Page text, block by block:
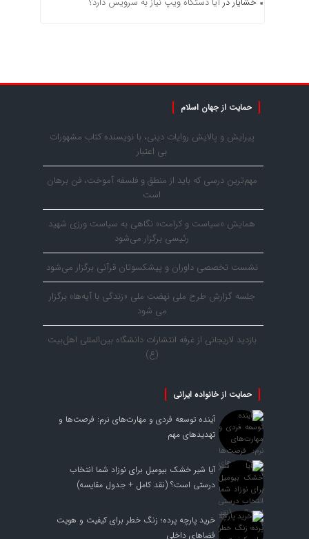
حمایت از جهان اسلام
پیرایش و پالایش روایات دینی، با نویسنده کتاب مشهورات
بی اعتبار
مهم‌ترین درسی که باید از منطق و فلسفه آموخت، فن برهان
است
همایش «سیاست و کرامت» نگاهی به سیاست ورزی شهید
رئیسی برگزار می‌شود
نشست تخصصی داوران و پیشکسوتان قرآنی برگزار می‌شود
جلسه گزارش طرح ملی نهضت ملی «زندگی با آیه‌ها» برگزار
می شود
بازدید لاریجانی از غرفه انتشارات دانشگاه بین‌المللی اهل‌بیت
(ع)
حمایت از خانواده ایرانی
آینده توسعه فردی و مهارت‌های نرم: فرصت‌ها و
تهدیدهای مهم
آیا شیر خشک بیومیل برای نوزاد شما انتخاب
درستی است؟ (نقد کامل + جدول مقایسه)
خرید پارچه پرده؛ زنگ خطر برای کیفیت و هویت
فضاهای داخلی